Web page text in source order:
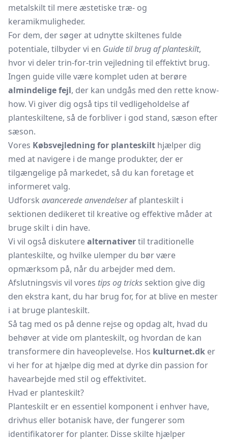
metalskilt til mere æstetiske træ- og
keramikmuligheder.
For dem, der søger at udnytte skiltenes fulde
potentiale, tilbyder vi en Guide til brug af planteskilt,
hvor vi deler trin-for-trin vejledning til effektivt brug.
Ingen guide ville være komplet uden at berøre
almindelige fejl, der kan undgås med den rette know-
how. Vi giver dig også tips til vedligeholdelse af
planteskiltene, så de forbliver i god stand, sæson efter
sæson.
Vores Købsvejledning for planteskilt hjælper dig
med at navigere i de mange produkter, der er
tilgængelige på markedet, så du kan foretage et
informeret valg.
Udforsk avancerede anvendelseraf planteskilt i
sektionen dedikeret til kreative og effektive måder at
bruge skilt i din have.
Vi vil også diskuterealternativertil traditionelle
planteskilte, og hvilke ulemper du bør være
opmærksom på, når du arbejder med dem.
Afslutningsvis vil vores tips og tricks sektion give dig
den ekstra kant, du har brug for, for at blive en mester
i at bruge planteskilt.
Så tag med os på denne rejse og opdag alt, hvad du
behøver at vide om planteskilt, og hvordan de kan
transformere din haveoplevelse. Hos kulturnet.dk er
vi her for at hjælpe dig med at dyrke din passion for
havearbejde med stil og effektivitet.
Hvad er planteskilt?
Planteskilt er en essentiel komponent i enhver have,
drivhus eller botanisk have, der fungerer som
identifikatorer for planter. Disse skilte hjælper